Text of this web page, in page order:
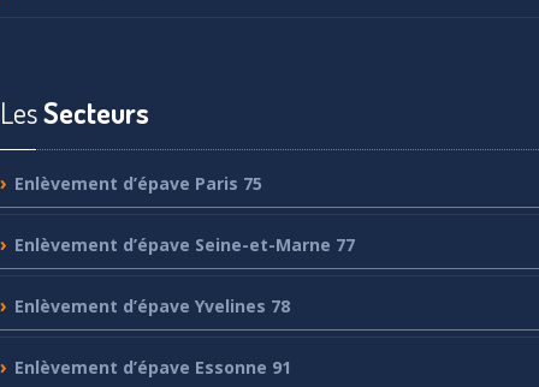
LesSecteurs
Enlèvement d’épave Paris 75
Enlèvement d’épave Seine-et-Marne 77
Enlèvement d’épave Yvelines 78
Enlèvement d’épave Essonne 91